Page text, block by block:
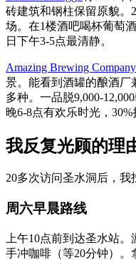
砖建筑和钢柱保留原貌。
场。在1楼酒吧喝杯葡萄
日下午3-5点最清静。
Amazing Brewing
景。能看到酒罐的酿酒厂
多种。一品脱9,000-
晚6-8点有欢乐时光，
我反复光顾的理
20多次访问圣水洞后，我
周六早晨路线
上午10点前到达圣水站
手冲咖啡（等20分钟）。